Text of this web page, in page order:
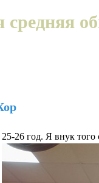
средняя
25-26 год. Я внук того